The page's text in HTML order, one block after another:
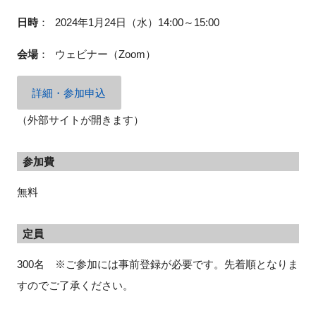
日時： 2024年1月24日（水）14:00～15:00
会場： ウェビナー（Zoom）
詳細・参加申込
（外部サイトが開きます）
参加費
無料
定員
300名 ※ご参加には事前登録が必要です。先着順となりま
すのでご了承ください。